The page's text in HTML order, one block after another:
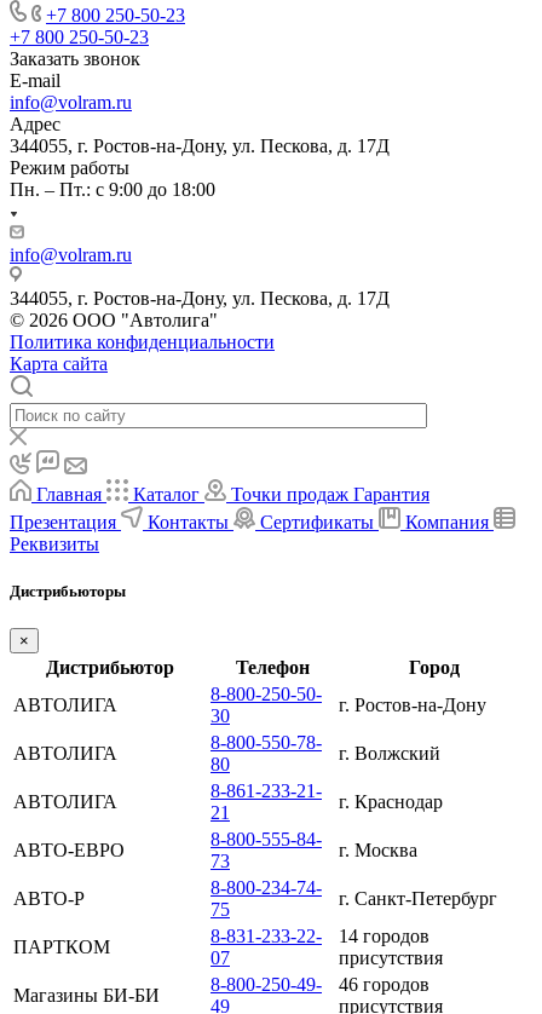
+7 800 250-50-23
+7 800 250-50-23
Заказать звонок
E-mail
info@volram.ru
Адрес
344055, г. Ростов-на-Дону, ул. Пескова, д. 17Д
Режим работы
Пн. – Пт.: с 9:00 до 18:00
info@volram.ru
344055, г. Ростов-на-Дону, ул. Пескова, д. 17Д
© 2026 ООО "Автолига"
Политика конфиденциальности
Карта сайта
Главная Каталог Точки продаж Гарантия
Презентация
Контакты Сертификаты
Компания
Реквизиты
Дистрибьюторы
×
Дистрибьютор Телефон
Город
АВТОЛИГА
8-800-250-50-
30
г. Ростов-на-Дону
АВТОЛИГА
8-800-550-78-
80
г. Волжский
АВТОЛИГА
8-861-233-21-
21
г. Краснодар
АВТО-ЕВРО
8-800-555-84-
73
г. Москва
АВТО-Р
8-800-234-74-
75
г. Санкт-Петербург
ПАРТКОМ
8-831-233-22-
07
14 городов
присутствия
Магазины БИ-БИ
8-800-250-49-
49
46 городов
присутствия